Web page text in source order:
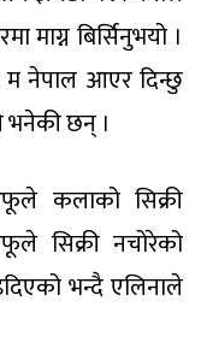
माग्न बिर्सिनुभयो ।
म नेपाल आएर दिन्छु
भनेकी छन् ।
कलाको सिक्री
सिक्री नचोरेको
भन्दै एलिनाले